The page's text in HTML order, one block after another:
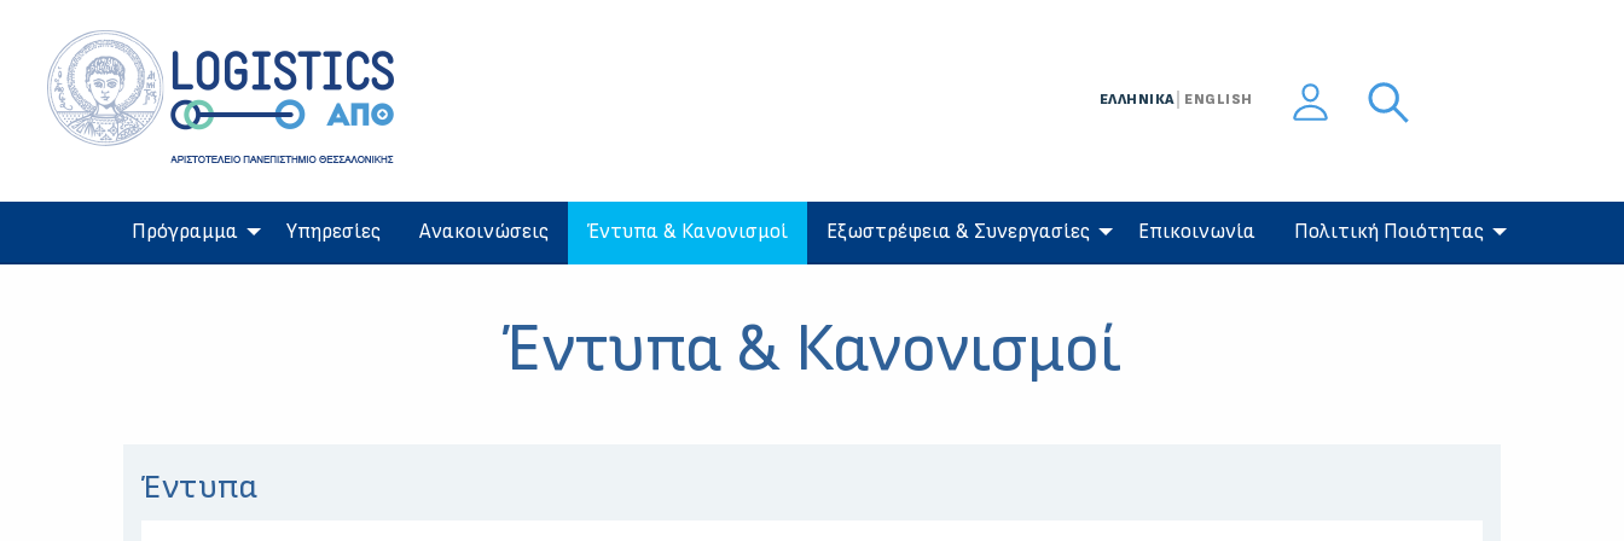
ΕΛΛΗΝΙΚΑ ENGLISH
Πρόγραμμα Υπηρεσίες Ανακοινώσεις Έντυπα & Κανονισμοί Εξωστρέφεια & Συνεργασίες Eπικοινωνία Πολιτική Ποιότητας
Έντυπα & Κανονισμοί
Έντυπα